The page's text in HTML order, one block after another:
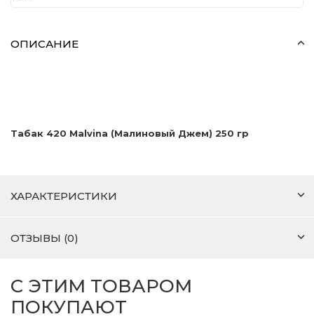
ОПИСАНИЕ
Табак 420 Malvina (Малиновый Джем) 250 гр
ХАРАКТЕРИСТИКИ
ОТЗЫВЫ (0)
С ЭТИМ ТОВАРОМ
ПОКУПАЮТ